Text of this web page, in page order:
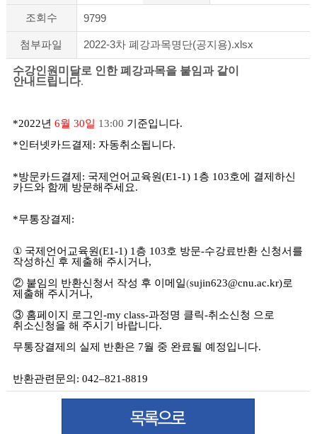
조회수 9799
첨부파일 2022-3차 폐강과목명단(공지용).xlsx
수강인원미달로 인한 폐강과목을 붙임과 같이
안내드립니다.
*2022년 6월 30일 13:00 기준입니다.
*인터넷카드결제 : 자동취소됩니다.
*방문카드결제 : 국제언어교육원(E1-1) 1 층 103호에 결제하신
카드와 함께 방문해주세요.
*무통장결제 :
① 국제언어교육원(E1-1) 1 층 103호 방문-수강료반환 신청서를
작성하신 후 제출해 주시거나,
② 붙임의 반환신청서 작성 후 이메일(sujin623@cnu.ac.kr)로
제출해 주시거나,
③ 홈페이지 로그인-my class-과정명 클릭-취소신청 으로
취소신청을 해 주시기 바랍니다.
무통장결제의 실제 반환은 7월 중 완료될 예정입니다.
반환관련문의 : 042–821-8819